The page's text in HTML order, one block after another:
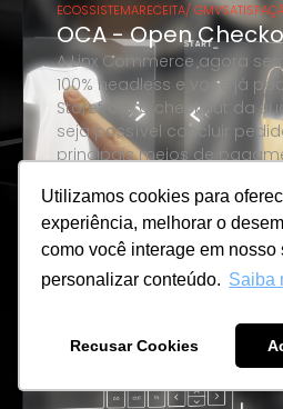
Utilizamos cookies para
experiência, melhorar o
como você interage em nosso
personalizar conteúdo. Saiba
Recusar Cookies
ECOSSISTEMARECEITA/ GMV
OCA - Open
A Linx Commerce agora
100% headless e você já
Storefront o checkout da
seja possível concluir
principais meios de
Saiba mais